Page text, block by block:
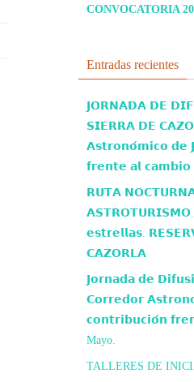
CONVOCATORIA
Entradas recientes
𝗝𝗢𝗥𝗡𝗔𝗗𝗔 𝗗𝗘
𝗦𝗜𝗘𝗥𝗥𝗔 𝗗𝗘
𝗔𝘀𝘁𝗿𝗼𝗻𝗼́𝗺𝗶𝗰𝗼 𝗱𝗲
𝗳𝗿𝗲𝗻𝘁𝗲 𝗮𝗹 𝗰𝗮𝗺𝗯𝗶𝗼
𝗥𝗨𝗧𝗔
𝗔𝗦𝗧𝗥𝗢𝗧𝗨𝗥𝗜𝗦𝗠𝗢.
𝗲𝘀𝘁𝗿𝗲𝗹𝗹𝗮𝘀.
𝗖𝗔𝗭𝗢𝗥𝗟𝗔
𝗝𝗼𝗿𝗻𝗮𝗱𝗮 𝗱𝗲
𝗖𝗼𝗿𝗿𝗲𝗱𝗼𝗿
𝗰𝗼𝗻𝘁𝗿𝗶𝗯𝘂𝗰𝗶𝗼́𝗻
Mayo.
TALLERES DE